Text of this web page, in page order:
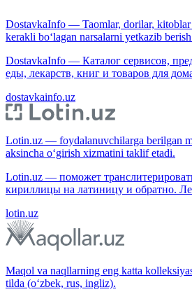
DostavkaInfo — Taomlar, dorilar, kitoblar
kerakli bo‘lagan narsalarni yetkazib
DostavkaInfo — Каталог сервисов,
еды, лекарств, книг и товаров для
dostavkainfo.uz
Lotin.uz — foydalanuvchilarga berilgan
aksincha o‘girish xizmatini taklif etadi.
Lotin.uz — поможет
кириллицы на латиницу и обратно.
lotin.uz
Maqol va naqllarning eng katta
tilda (o‘zbek, rus, ingliz).